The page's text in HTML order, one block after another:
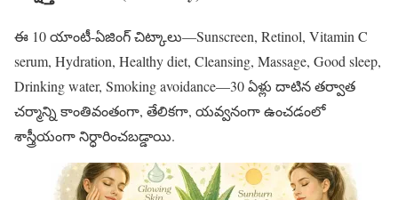
ఈ 10 యాంటీ-ఏజింగ్ చిట్కాలు—Sunscreen, Retinol, Vitamin C
serum, Hydration, Healthy diet, Cleansing, Massage, Good sleep,
Drinking water, Smoking avoidance—30 ఏళ్లు దాటిన తర్వాత
చర్మాన్ని కాంతివంతంగా, తేలికగా, యవ్వనంగా ఉంచడంలో
శాస్త్రీయంగా నిర్ధారించబడ్డాయి.